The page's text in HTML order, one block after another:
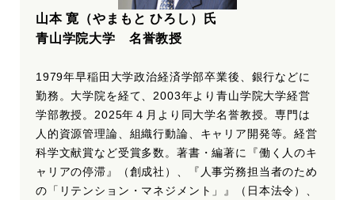
山本 寛（やまもと ひろし）氏
青山学院大学 名誉教授
1979年早稲田大学政治経済学部卒業後、銀行などに
勤務。大学院を経て、2003年より青山学院大学経営
学部教授。2025年４月より同大学名誉教授。専門は
人的資源管理論、組織行動論、キャリア開発等。経営
科学文献賞など受賞多数。著書・編著に『働く人のキ
ャリアの停滞』（創成社）、『人事労務担当者のため
の「リテンション・マネジメント」』（日本法令）、